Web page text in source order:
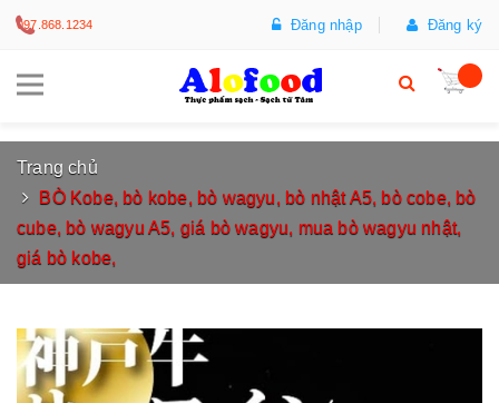
097.868.1234 Đăng nhập Đăng ký
Trang chủ
BÒ Kobe, bò kobe, bò wagyu, bò nhật A5, bò cobe, bò
cube, bò wagyu A5, giá bò wagyu, mua bò wagyu nhật,
giá bò kobe,